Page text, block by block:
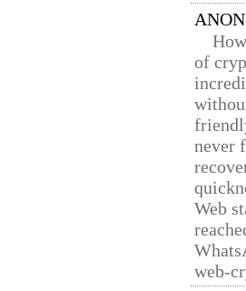
of
never
Web
web-